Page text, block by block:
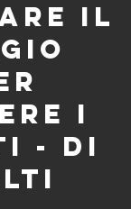
il
i
- di